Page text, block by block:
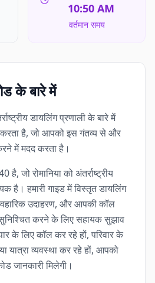
10:50 AM
वर्तमान समय
के बारे में
डायलिंग प्रणाली के बारे में
करता है, जो आपको इस गंतव्य से और
में मदद करता है।
है, जो रोमानिया को अंतर्राष्ट्रीय
हमारी गाइड में विस्तृत डायलिंग
उदाहरण, और आपकी कॉल
करने के लिए सहायक सुझाव
के लिए कॉल कर रहे हों, परिवार के
यात्रा व्यवस्था कर रहे हों, आपको
जानकारी मिलेगी।